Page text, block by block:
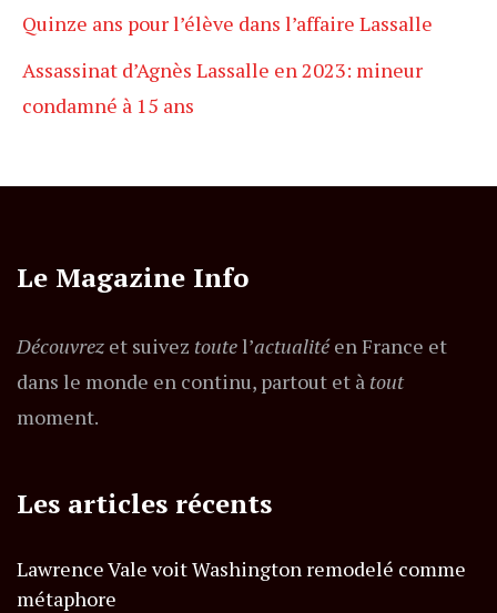
Quinze ans pour l’élève dans l’affaire Lassalle
Assassinat d’Agnès Lassalle en 2023: mineur
condamné à 15 ans
Le Magazine Info
Découvrez et suivez toutel’actualitéen France et
dans le monde en continu, partout et à tout
moment.
Les articles récents
Lawrence Vale voit Washington remodelé comme
métaphore